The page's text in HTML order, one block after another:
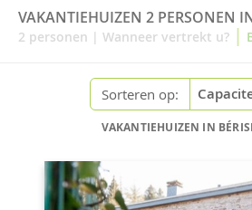
VAKANTIEHUIZEN 2 PERSONEN
2 personen | Wanneer vertrekt u? |
Sorteren op:
VAKANTIEHUIZEN IN